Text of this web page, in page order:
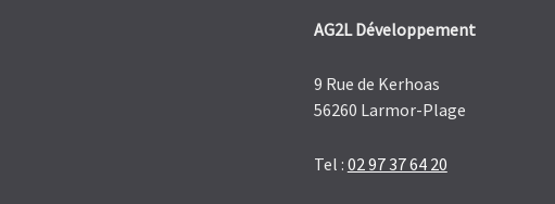
AG2L Développement
9 Rue de Kerhoas
56260 Larmor-Plage
Tel : 02 97 37 64 20